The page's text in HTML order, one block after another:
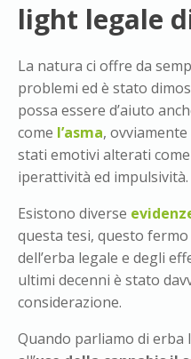
light legale
La natura ci offre da
problemi ed è stato
possa essere d’aiuto
come l’asma,
stati emotivi alterati come
iperattività ed impulsività.
Esistono diverse
questa tesi, questo
dell’erba legale e degli
ultimi decenni è stato
considerazione.
Quando parliamo di erba